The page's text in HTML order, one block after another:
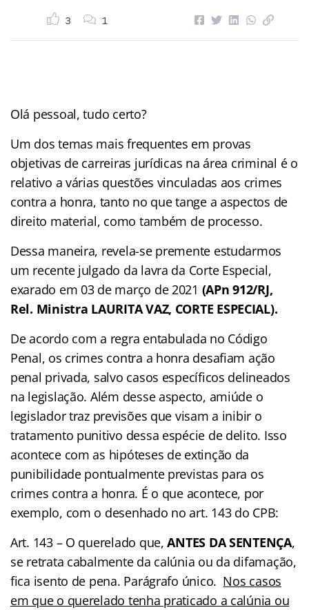
3 1
Olá pessoal, tudo certo?
Um dos temas mais frequentes em provas
objetivas de carreiras jurídicas na área criminal é o
relativo a várias questões vinculadas aos crimes
contra a honra, tanto no que tange a aspectos de
direito material, como também de processo.
Dessa maneira, revela-se premente estudarmos
um recente julgado da lavra da Corte Especial,
exarado em 03 de março de 2021 (APn 912/RJ,
Rel. Ministra LAURITA VAZ, CORTE ESPECIAL).
De acordo com a regra entabulada no Código
Penal, os crimes contra a honra desafiam ação
penal privada, salvo casos específicos delineados
na legislação. Além desse aspecto, amiúde o
legislador traz previsões que visam a inibir o
tratamento punitivo dessa espécie de delito. Isso
acontece com as hipóteses de extinção da
punibilidade pontualmente previstas para os
crimes contra a honra. É o que acontece, por
exemplo, com o desenhado no art. 143 do CPB:
Art. 143 – O querelado que,ANTES DA SENTENÇA,
se retrata cabalmente da calúnia ou da difamação,
fica isento de pena. Parágrafo único. Nos casos
em que o querelado tenha praticado a calúnia ou